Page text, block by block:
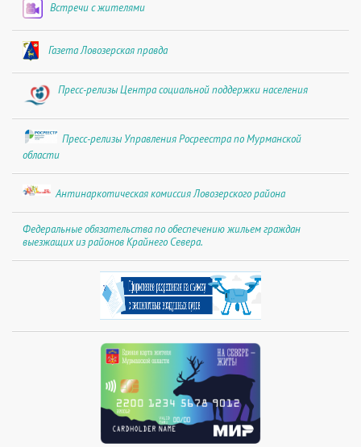
Встречи с жителями
Газета Ловозерская правда
Пресс-релизы Центра социальной поддержки населения
Пресс-релизы Управления Росреестра по Мурманской
области
Антинаркотическая комиссия Ловозерского района
Федеральные обязательства по обеспечению жильем граждан
выезжащих из районов Крайнего Севера.